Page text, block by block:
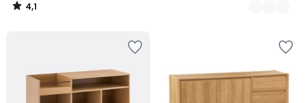
4,1
/